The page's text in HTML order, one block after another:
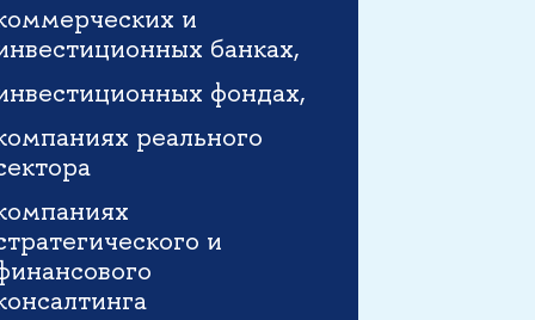
и
банках,
фондах,
реального
и